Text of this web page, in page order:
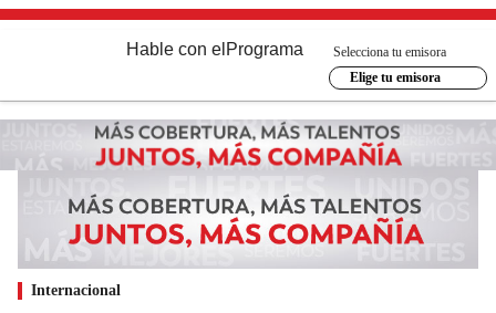
Hable con el Programa
Selecciona tu emisora
Elige tu emisora
Internacional